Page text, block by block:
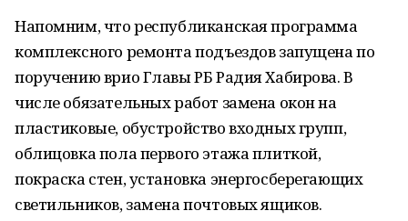
Напомним, что республиканская программа
комплексного ремонта подъездов запущена по
поручению врио Главы РБ Радия Хабирова. В
числе обязательных работ замена окон на
пластиковые, обустройство входных групп,
облицовка пола первого этажа плиткой,
покраска стен, установка энергосберегающих
светильников, замена почтовых ящиков.